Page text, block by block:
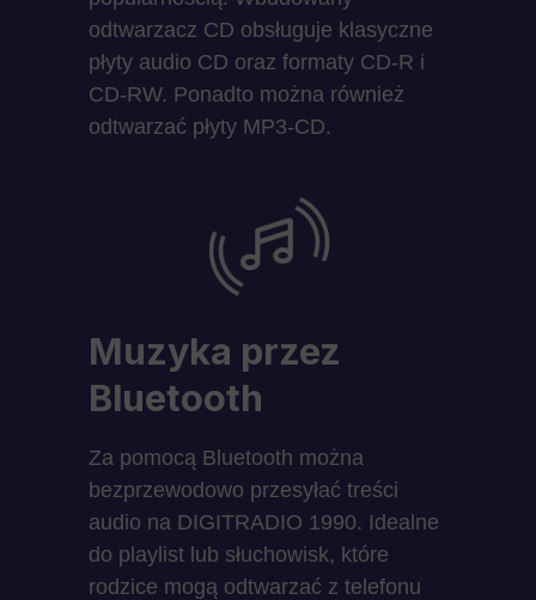
odtwarzacz CD obsługuje klasyczne
płyty audio CD oraz formaty CD-R i
CD-RW. Ponadto można również
odtwarzać płyty MP3-CD.
Muzyka przez
Bluetooth
Za pomocą Bluetooth można
bezprzewodowo przesyłać treści
audio na DIGITRADIO 1990. Idealne
do playlist lub słuchowisk, które
rodzice mogą odtwarzać z telefonu